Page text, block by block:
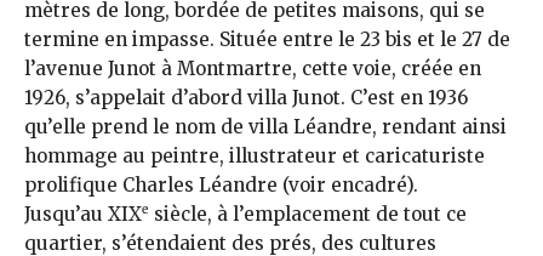
mètres de long, bordée de petites maisons, qui se
termine en impasse. Située entre le 23 bis et le 27 de
l’avenue Junot à Montmartre, cette voie, créée en
1926, s’appelait d’abord villa Junot. C’est en 1936
qu’elle prend le nom de villa Léandre, rendant ainsi
hommage au peintre, illustrateur et caricaturiste
prolifique Charles Léandre (voir encadré).
Jusqu’au XIXe siècle, à l’emplacement de tout ce
quartier, s’étendaient des prés, des cultures